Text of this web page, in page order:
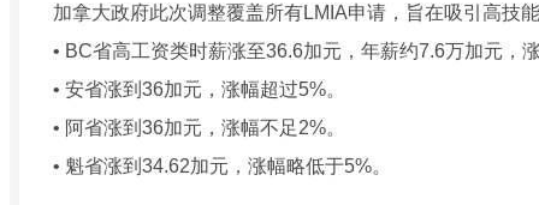
加拿大政府此次调整覆盖所有LMIA申请，旨在吸引高技
• BC省高工资类时薪涨至36.6加元，年薪约7.6万加元，
• 安省涨到36加元，涨幅超过5%。
• 阿省涨到36加元，涨幅不足2%。
• 魁省涨到34.62加元，涨幅略低于5%。